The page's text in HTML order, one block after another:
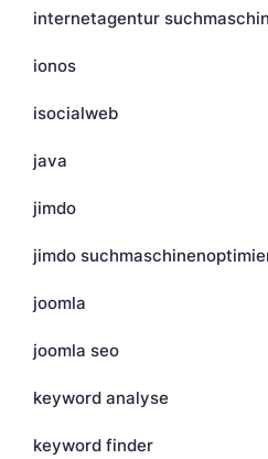
internetagentur
ionos
isocialweb
java
jimdo
jimdo
joomla
joomla seo
keyword analyse
keyword finder